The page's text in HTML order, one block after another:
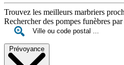
Trouvez les meilleurs marbriers
Rechercher des pompes funèbres
Prévoyance